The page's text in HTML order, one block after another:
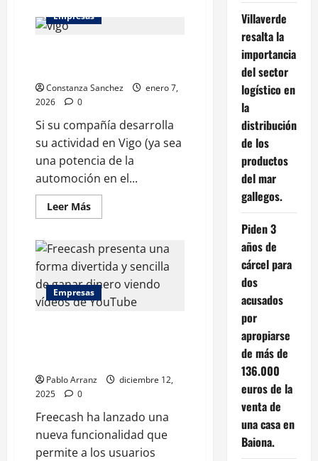
La
los
rankings
la
App
Store
de
iOS
en
español
Empresas
Constanza Sanchez
enero 7,
2026
0
Si su compañía desarrolla
su actividad en Vigo (ya sea
una potencia de la
automoción en el...
Leer MásLeer
más
Agencia
SEO
en
Vigo:
para
empresas
y
Empresas
Pablo Arranz
diciembre 12,
2025
0
Freecash ha lanzado una
nueva funcionalidad que
permite a los usuarios
Villaverde
resalta la
importancia
del sector
logístico en
la
distribución
de los
productos
del mar
gallegos.
Piden 3
años de
cárcel para
dos
acusados
por
apropiarse
de más de
136.000
euros de la
venta de
una casa en
Baiona.